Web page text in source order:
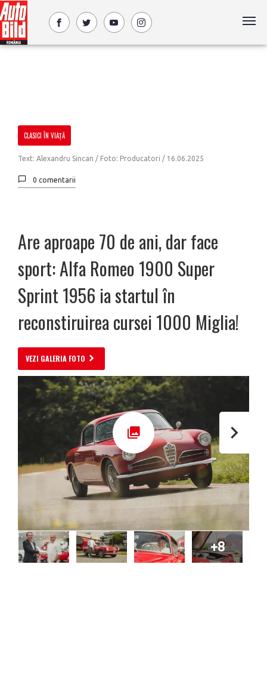
CLASICI ÎN VIAȚĂ
Text: Alexandru Sincan / Foto: Producatori / 16.06.2025
0 comentarii
Are aproape 70 de ani, dar face
sport: Alfa Romeo 1900 Super
Sprint 1956 ia startul în
reconstiruirea cursei 1000 Miglia!
VEZI GALERIA FOTO
+8